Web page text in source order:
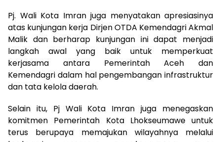
Pj. Wali Kota Imran juga menyatakan apresiasinya
atas kunjungan kerja Dirjen OTDA Kemendagri Akmal
Malik dan berharap kunjungan ini dapat menjadi
langkah awal yang baik untuk memperkuat
kerjasama antara Pemerintah Aceh dan
Kemendagri dalam hal pengembangan infrastruktur
dan tata kelola daerah.
Selain itu, Pj Wali Kota Imran juga menegaskan
komitmen Pemerintah Kota Lhokseumawe untuk
terus berupaya memajukan wilayahnya melalui